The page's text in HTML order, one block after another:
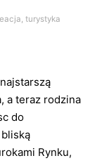
turystyka
a teraz rodzina
do
Rynku,